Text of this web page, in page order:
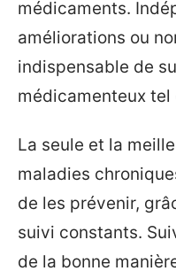
médicaments.
améliorations ou
indispensable de
médicamenteux tel
La seule et la
maladies
de les prévenir,
suivi constants.
de la bonne